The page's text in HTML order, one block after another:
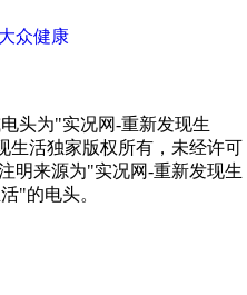
众健康
头为"实况网-重新发现生
生活独家版权所有，未经许可
明来源为"实况网-重新发现生
"的电头。